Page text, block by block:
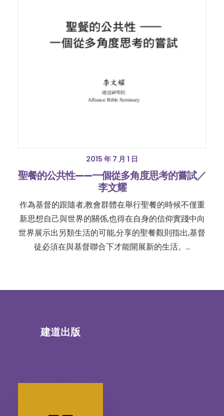
2015 年 7 月 1 日
聖餐的公共性——一個從多角度思考的嘗試／
李文耀
作為基督的跟隨者,教會群體在舉行聖餐的時候不僅重
新思想自己與世界的關係,也得在自身的信仰實踐中向
世界展示出另類生活的可能,分享的聖餐觀則指出,基督
徒必須在與基督聯合下才能開展新的生活。…
建道出版